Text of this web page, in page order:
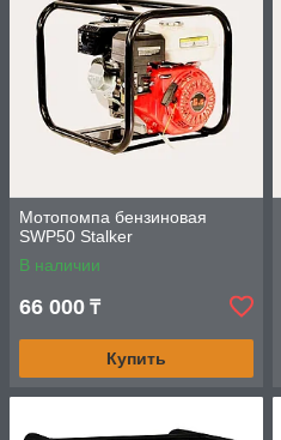
Мотопомпа бензиновая
SWP50 Stalker
В наличии
66 000 ₸
Купить